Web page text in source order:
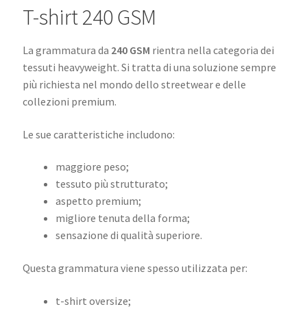
T-shirt 240 GSM
La grammatura da 240 GSM rientra nella categoria dei
tessuti heavyweight. Si tratta di una soluzione sempre
più richiesta nel mondo dello streetwear e delle
collezioni premium.
Le sue caratteristiche includono:
maggiore peso;
tessuto più strutturato;
aspetto premium;
migliore tenuta della forma;
sensazione di qualità superiore.
Questa grammatura viene spesso utilizzata per:
t-shirt oversize;